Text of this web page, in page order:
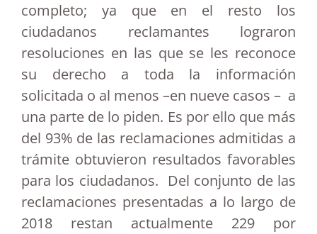
completo; ya que en el resto los
ciudadanos reclamantes lograron
resoluciones en las que se les reconoce
su derecho a toda la información
solicitada o al menos –en nueve casos – a
una parte de lo piden. Es por ello que más
del 93% de las reclamaciones admitidas a
trámite obtuvieron resultados favorables
para los ciudadanos. Del conjunto de las
reclamaciones presentadas a lo largo de
2018 restan actualmente 229 por